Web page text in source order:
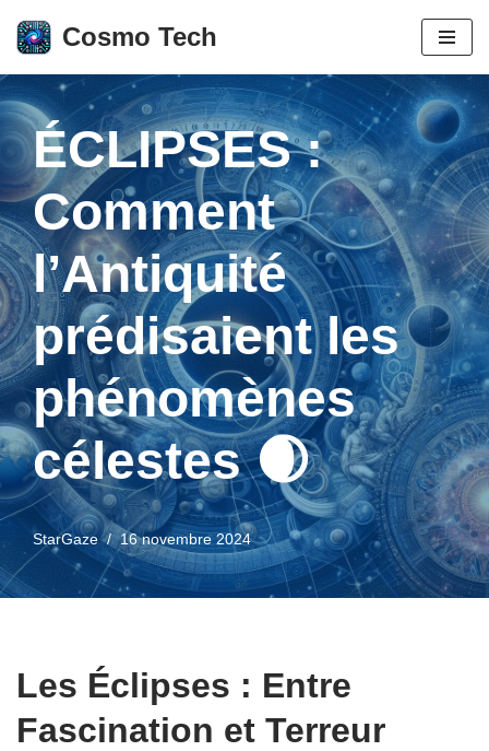
Aller
au
contenu
Cosmo Tech
ÉCLIPSES :
Comment
l’Antiquité
prédisaient les
phénomènes
célestes 🌒
StarGaze 16 novembre 2024
Les Éclipses : Entre
Fascination et Terreur